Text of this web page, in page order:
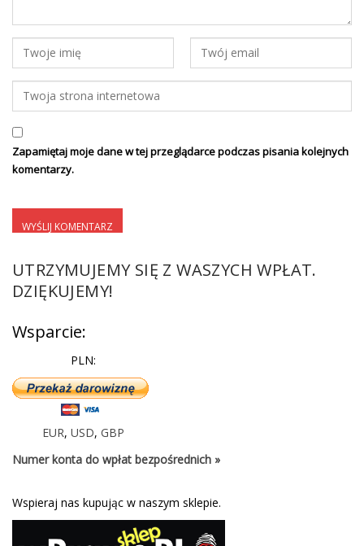
Zapamiętaj moje dane w tej przeglądarce podczas pisania kolejnych
komentarzy.
UTRZYMUJEMY SIĘ Z WASZYCH WPŁAT.
DZIĘKUJEMY!
Wsparcie:
PLN:
EUR, USD, GBP
Numer konta do wpłat bezpośrednich »
Wspieraj nas kupując w naszym sklepie.